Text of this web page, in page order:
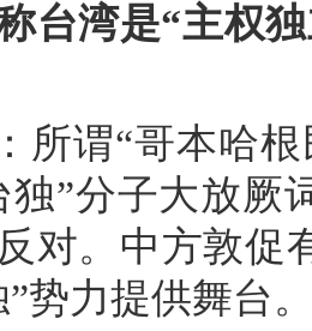
台湾是“主权
所谓“哥本哈
独”分子大放厥
对。中方敦促
势力提供舞台